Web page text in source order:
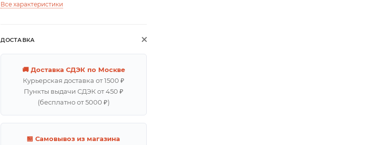
Все характеристики
ДОСТАВКА
🚚 Доставка СДЭК по Москве
Курьерская доставка от 1500 ₽
Пункты выдачи СДЭК от 450 ₽
(бесплатно от 5000 ₽)
🏪 Самовывоз из магазина